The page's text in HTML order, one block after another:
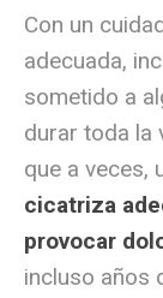
Con un
adecuada,
sometido a
durar toda la
que a veces,
cicatriza
provocar
incluso años